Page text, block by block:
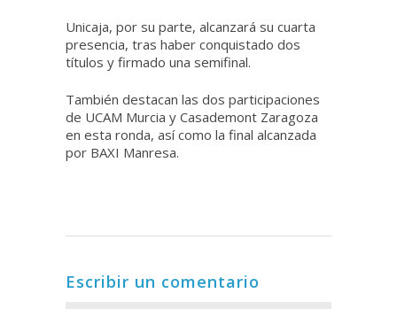
Unicaja, por su parte, alcanzará su cuarta
presencia, tras haber conquistado dos
títulos y firmado una semifinal.
También destacan las dos participaciones
de UCAM Murcia y Casademont Zaragoza
en esta ronda, así como la final alcanzada
por BAXI Manresa.
Escribir un comentario